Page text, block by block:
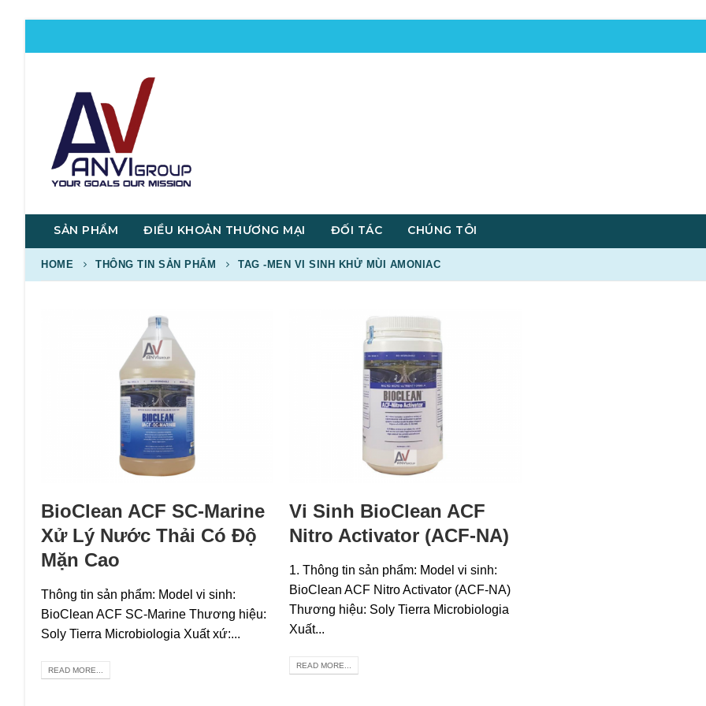
SẢN PHẨM ĐIỀU KHOẢN THƯƠNG MẠI ĐỐI TÁC CHÚNG TÔI
HOME THÔNG TIN SẢN PHẨM TAG -MEN VI SINH KHỬ MÙI AMONIAC
BioClean ACF SC-Marine
Xử Lý Nước Thải Có Độ
Mặn Cao
Thông tin sản phẩm: Model vi sinh:
BioClean ACF SC-Marine Thương hiệu:
Soly Tierra Microbiologia Xuất xứ:...
READ MORE...
Vi Sinh BioClean ACF
Nitro Activator (ACF-NA)
1. Thông tin sản phẩm: Model vi sinh:
BioClean ACF Nitro Activator (ACF-NA)
Thương hiệu: Soly Tierra Microbiologia
Xuất...
READ MORE...